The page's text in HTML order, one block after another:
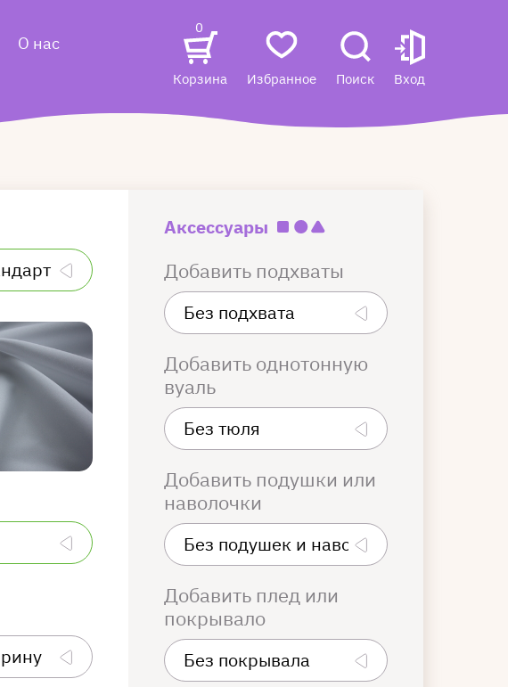
О нас
0
Корзина Избранное Поиск Вход
Аксессуары
Добавить подхваты
Добавить однотонную
вуаль
Добавить подушки или
наволочки
Добавить плед или
покрывало